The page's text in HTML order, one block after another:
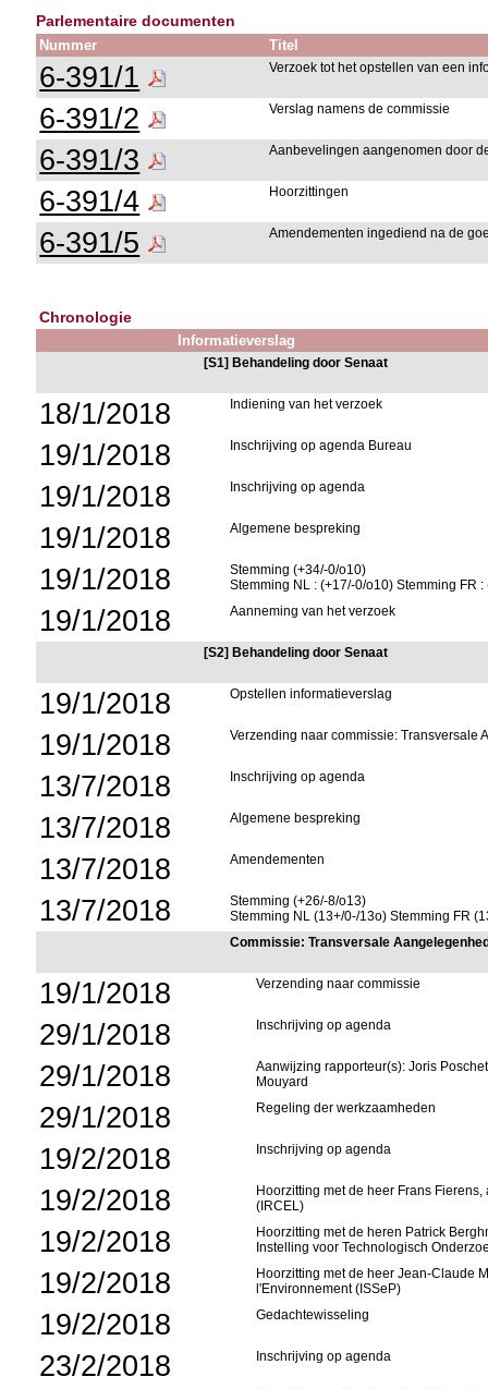
Parlementaire documenten
Nummer Titel
6-391/1 Verzoek tot het opstellen van een
6-391/2 Verslag namens de commissie
6-391/3 Aanbevelingen aangenomen door
6-391/4 Hoorzittingen
6-391/5 Amendementen ingediend na de
Chronologie
Informatieverslag
[S1] Behandeling door Senaat
18/1/2018 Indiening van het verzoek
19/1/2018 Inschrijving op agenda Bureau
19/1/2018 Inschrijving op agenda
19/1/2018 Algemene bespreking
19/1/2018
Stemming (+34/-0/o10)
Stemming NL : (+17/-0/o10) Stemming FR :
19/1/2018 Aanneming van het verzoek
[S2] Behandeling door Senaat
19/1/2018 Opstellen informatieverslag
19/1/2018 Verzending naar commissie:
13/7/2018 Inschrijving op agenda
13/7/2018 Algemene bespreking
13/7/2018 Amendementen
13/7/2018
Stemming (+26/-8/o13)
Stemming NL (13+/0-/13o) Stemming FR
Commissie: Transversale
19/1/2018 Verzending naar commissie
29/1/2018 Inschrijving op agenda
29/1/2018
Aanwijzing rapporteur(s): Joris
Mouyard
29/1/2018 Regeling der werkzaamheden
19/2/2018 Inschrijving op agenda
19/2/2018
Hoorzitting met de heer Frans
(IRCEL)
19/2/2018
Hoorzitting met de heren Patrick
Instelling voor Technologisch
19/2/2018
Hoorzitting met de heer Jean-Claude
l'Environnement (ISSeP)
19/2/2018 Gedachtewisseling
23/2/2018 Inschrijving op agenda